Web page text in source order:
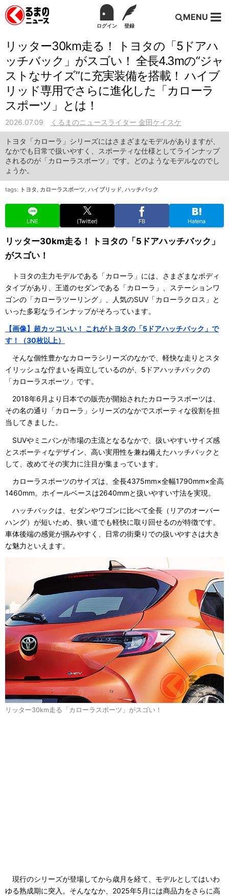
ログイン 登録
MENU
リッター30km走る！ トヨタの「5ドアハ
ッチバック」がスゴい！ 全長4.3mの“ジャ
ストなサイズ”に充実装備を搭載！ ハイブ
リッド専用でさらに進化した「カローラ
スポーツ」とは！
2026.07.09 くるまのニュースライター 金田ケイスケ
トヨタ「カローラ」シリーズにはさまざまなモデルがありますが、
なかでも日常で扱いやすく、スポーティな仕様としてラインナップ
されるのが「カローラスポーツ」です。どのようなモデルなのでし
ょうか。
tags: トヨタ, カローラスポーツ, ハイブリッド, ハッチバック
LINE (Twitter) FB Hatena
リッター30km走る！ トヨタの「5ドアハッチバック」
がスゴい！
トヨタの主力モデルである「カローラ」には、さまざまなボディ
タイプがあり、王道のセダンである「カローラ」、ステーションワ
ゴンの「カローラツーリング」、人気のSUV「カローラクロス」と
いった多彩なラインナップがそろっています。
【画像】超カッコいい！ これがトヨタの「5ドアハッチバック」で
す！（30枚以上）
そんな個性豊かなカローラシリーズのなかで、軽快な走りとスタ
イリッシュな佇まいを両立しているのが、5ドアハッチバックの
「カローラスポーツ」です。
2018年6月より日本での販売が開始されたカローラスポーツは、
その名の通り「カローラ」シリーズのなかでスポーティな役割を担
当してきました。
SUVやミニバンが市場の主流となるなかで、扱いやすいサイズ感
とスポーティなデザイン、高い実用性を兼ね備えたハッチバックと
して、改めてその実力に注目が集まっています。
カローラスポーツのサイズは、全長4375mm×全幅1790mm×全高
1460mm。ホイールベースは2640mmと扱いやすい寸法を実現。
ハッチバックは、セダンやワゴンに比べて全長（リアのオーバー
ハング）が短いため、狭い道でも軽快に取り回せるのが特徴です。
車体後端の感覚が掴みやすく、日常の街乗りでの扱いやすさは大き
な魅力といえます。
リッター30km走る「カローラスポーツ」がスゴい！
現行のシリーズが登場してから歳月を経て、モデルとしてはいわ
ゆる熟成期に突入。そんななか、2025年5月には商品力をさらに高